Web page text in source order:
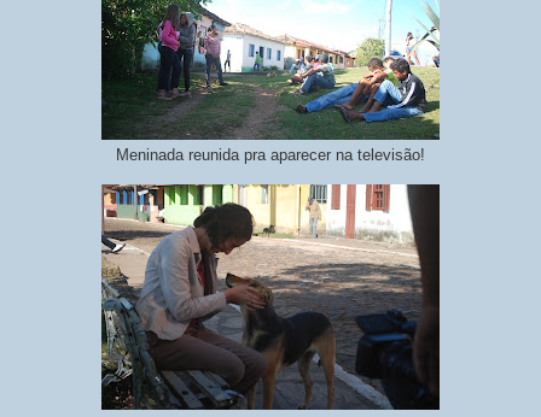
Meninada reunida pra aparecer na televisão!